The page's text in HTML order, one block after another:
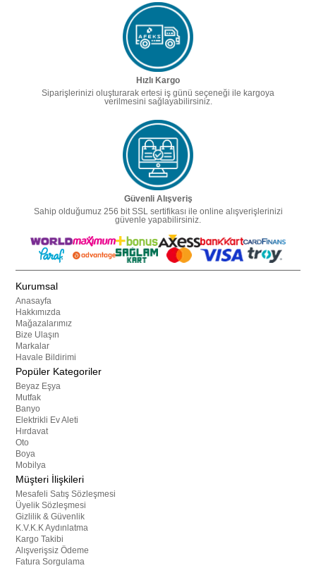
Hızlı Kargo
Siparişlerinizi oluşturarak ertesi iş günü seçeneği ile kargoya
verilmesini sağlayabilirsiniz.
Güvenli Alışveriş
Sahip olduğumuz 256 bit SSL sertifikası ile online alışverişlerinizi
güvenle yapabilirsiniz.
Kurumsal
Anasayfa
Hakkımızda
Mağazalarımız
Bize Ulaşın
Markalar
Havale Bildirimi
Popüler Kategoriler
Beyaz Eşya
Mutfak
Banyo
Elektrikli Ev Aleti
Hırdavat
Oto
Boya
Mobilya
Müşteri İlişkileri
Mesafeli Satış Sözleşmesi
Üyelik Sözleşmesi
Gizlilik & Güvenlik
K.V.K.K Aydınlatma
Kargo Takibi
Alışverişsiz Ödeme
Fatura Sorgulama